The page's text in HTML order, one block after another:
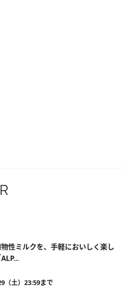
性ミルクを、手軽においしく楽し
（土）23:59まで